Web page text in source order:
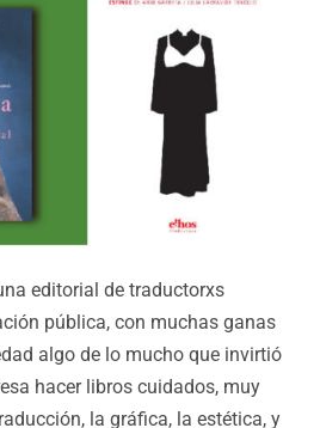
editorial de traductorxs
pública, con muchas ganas
algo de lo mucho que invirtió
hacer libros cuidados, muy
la gráfica, la estética, y